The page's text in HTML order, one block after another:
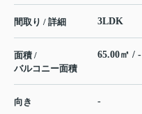
間取り / 詳細 3LDK
面積 /
バルコニー面積
65.00㎡ / -
向き -